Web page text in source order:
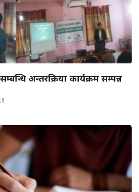
अन्तरक्रिया कार्यक्रम सम्पन्न